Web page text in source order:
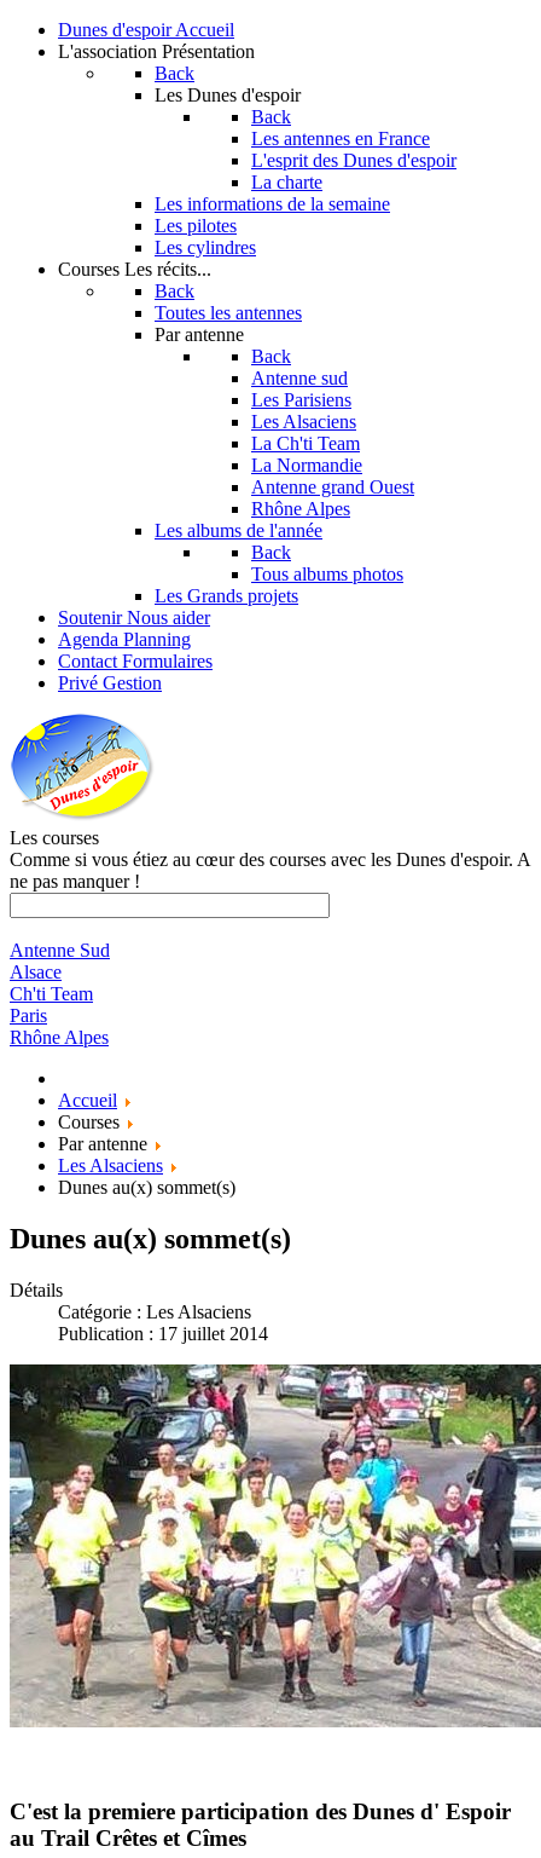
Dunes d'espoir Accueil
L'association Présentation
Back
Les Dunes d'espoir
Back
Les antennes en France
L'esprit des Dunes d'espoir
La charte
Les informations de la semaine
Les pilotes
Les cylindres
Courses Les récits...
Back
Toutes les antennes
Par antenne
Back
Antenne sud
Les Parisiens
Les Alsaciens
La Ch'ti Team
La Normandie
Antenne grand Ouest
Rhône Alpes
Les albums de l'année
Back
Tous albums photos
Les Grands projets
Soutenir Nous aider
Agenda Planning
Contact Formulaires
Privé Gestion
Les courses
Comme si vous étiez au cœur des courses avec les Dunes d'espoir. A
ne pas manquer !
Antenne Sud
Alsace
Ch'ti Team
Paris
Rhône Alpes
Accueil
Courses
Par antenne
Les Alsaciens
Dunes au(x) sommet(s)
Dunes au(x) sommet(s)
Détails
Catégorie : Les Alsaciens
Publication : 17 juillet 2014
C'est la premiere participation des Dunes d' Espoir
au Trail Crêtes et Cîmes